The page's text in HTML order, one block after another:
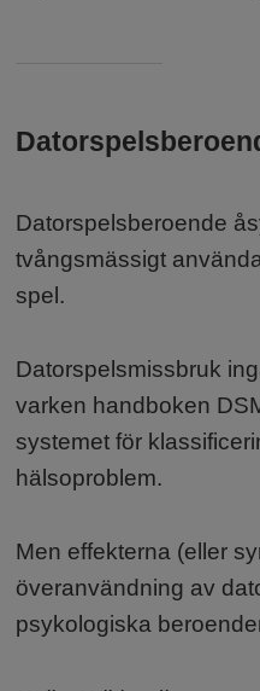
Fakta:
Datorspelsberoende
tvångsmässigt
spel.
Datorspelsmissbruk
varken handboken
systemet för
hälsoproblem.
Men effekterna (eller
överanvändning av
psykologiska